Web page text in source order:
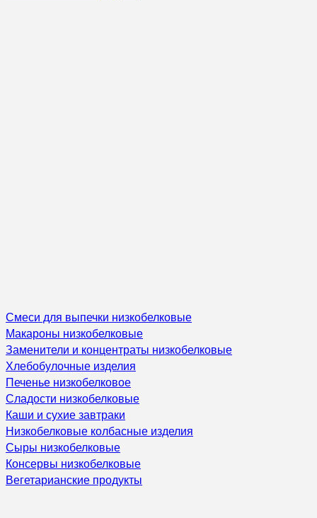
Смеси для выпечки низкобелковые
Макароны низкобелковые
Заменители и концентраты низкобелковые
Хлебобулочные изделия
Печенье низкобелковое
Сладости низкобелковые
Каши и сухие завтраки
Низкобелковые колбасные изделия
Сыры низкобелковые
Консервы низкобелковые
Вегетарианские продукты